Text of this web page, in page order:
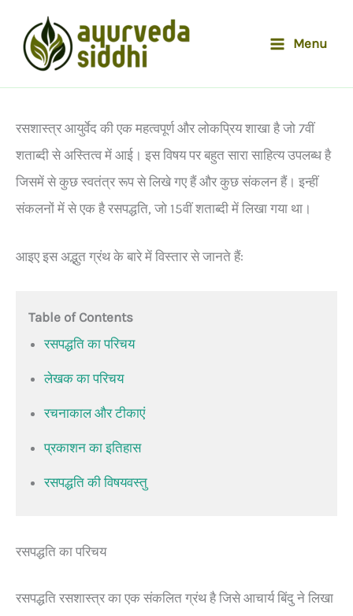
content
Menu
रसशास्त्र आयुर्वेद की एक महत्वपूर्ण और लोकप्रिय शाखा है जो 7वीं
शताब्दी से अस्तित्व में आई। इस विषय पर बहुत सारा साहित्य उपलब्ध है
जिसमें से कुछ स्वतंत्र रूप से लिखे गए हैं और कुछ संकलन हैं। इन्हीं
संकलनों में से एक है रसपद्धति, जो 15वीं शताब्दी में लिखा गया था।
आइए इस अद्भुत ग्रंथ के बारे में विस्तार से जानते हैं:
Table of Contents
रसपद्धति का परिचय
लेखक का परिचय
रचनाकाल और टीकाएं
प्रकाशन का इतिहास
रसपद्धति की विषयवस्तु
रसपद्धति का परिचय
रसपद्धति रसशास्त्र का एक संकलित ग्रंथ है जिसे आचार्य बिंदु ने लिखा